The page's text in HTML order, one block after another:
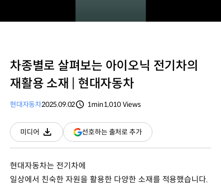
차종별로 살펴보는 아이오닉 전기차의
재활용 소재 | 현대자동차
현대자동차2025.09.02
1min1,010 Views
미디어
다운로드
선호하는 출처로 추가(새
창
현대자동차는 전기차에
일상에서 친숙한 자원을 활용한 다양한 소재를 적용했습니다.